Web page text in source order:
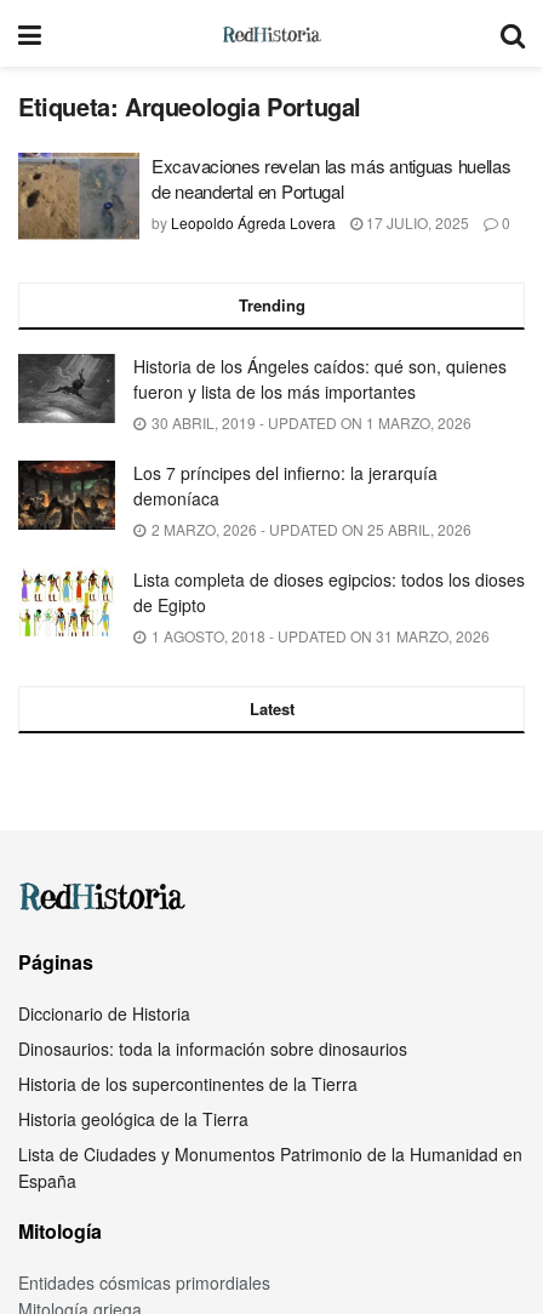
Etiqueta: Arqueologia Portugal
Excavaciones revelan las más antiguas huellas
de neandertal en Portugal
by Leopoldo Ágreda Lovera 17 JULIO, 2025 0
Trending
Historia de los Ángeles caídos: qué son, quienes
fueron y lista de los más importantes
30 ABRIL, 2019 - UPDATED ON 1 MARZO, 2026
Los 7 príncipes del infierno: la jerarquía
demoníaca
2 MARZO, 2026 - UPDATED ON 25 ABRIL, 2026
Lista completa de dioses egipcios: todos los dioses
de Egipto
1 AGOSTO, 2018 - UPDATED ON 31 MARZO, 2026
Latest
Páginas
Diccionario de Historia
Dinosaurios: toda la información sobre dinosaurios
Historia de los supercontinentes de la Tierra
Historia geológica de la Tierra
Lista de Ciudades y Monumentos Patrimonio de la Humanidad en
España
Mitología
Entidades cósmicas primordiales
Mitología griega